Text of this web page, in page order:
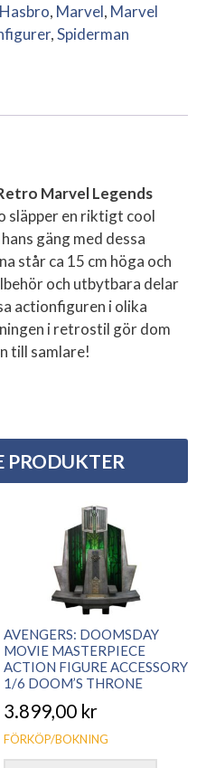
Hasbro, Marvel, Marvel
,Spiderman
Marvel Legends
släpper en riktigt cool
gäng med dessa
står ca 15 cm höga och
och utbytbara delar
actionfiguren i olika
i retrostil gör dom
till samlare!
PRODUKTER
AVENGERS: DOOMSDAY
MOVIE MASTERPIECE
ACTION FIGURE ACCESSORY
1/6 DOOM’S THRONE
3.899,00 kr
FÖRKÖP/BOKNING